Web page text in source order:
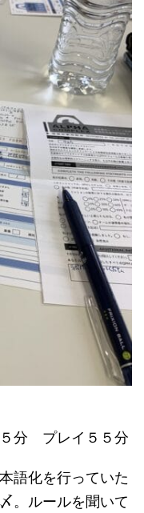
分 プレイ５５分
語化を行っていた
。ルールを聞いて